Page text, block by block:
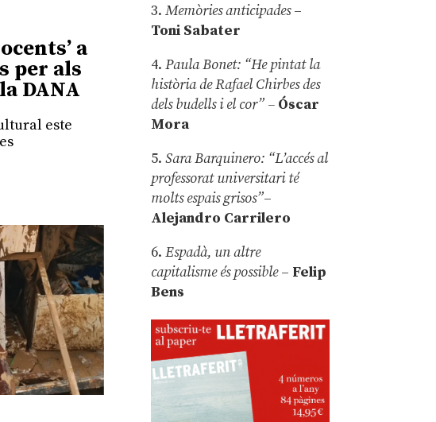
a
per als
DANA
este
3.Memòries anticipades–
Toni Sabater
4.Paula Bonet: “He pintat la
història de Rafael Chirbes des
dels budells i el cor” – Óscar
Mora
5.Sara Barquinero: “L’accés al
professorat universitari té
molts espais grisos”–
Alejandro Carrilero
6.Espadà, un altre
capitalisme és possible – Felip
Bens